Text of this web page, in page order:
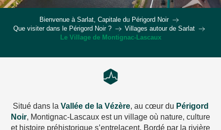
Bienvenue à Sarlat, Capitale du Périgord Noir
Que visiter dans le Périgord Noir ?
Villages autour de Sarlat
Le Village de Montignac-Lascaux
Situé dans la Vallée de la Vézère, au cœur du Périgord
Noir, Montignac-Lascaux est un village où nature, culture
et histoire préhistorique s’entrelacent. Bordé par la rivière